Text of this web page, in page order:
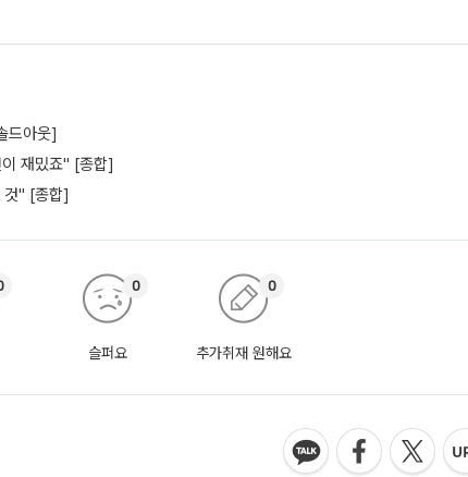
드아웃]
재밌죠" [종합]
것" [종합]
슬퍼요
0
추가취재 원해요
0